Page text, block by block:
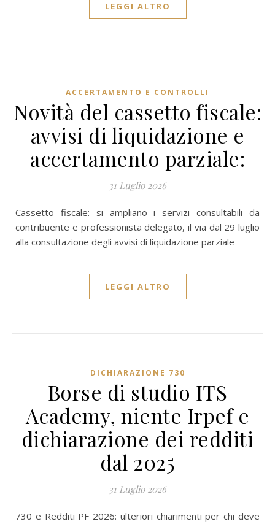
LEGGI ALTRO
ACCERTAMENTO E CONTROLLI
Novità del cassetto fiscale:
avvisi di liquidazione e
accertamento parziale:
31 Luglio 2026
Cassetto fiscale: si ampliano i servizi consultabili da
contribuente e professionista delegato, il via dal 29 luglio
alla consultazione degli avvisi di liquidazione parziale
LEGGI ALTRO
DICHIARAZIONE 730
Borse di studio ITS
Academy, niente Irpef e
dichiarazione dei redditi
dal 2025
31 Luglio 2026
730 e Redditi PF 2026: ulteriori chiarimenti per chi deve